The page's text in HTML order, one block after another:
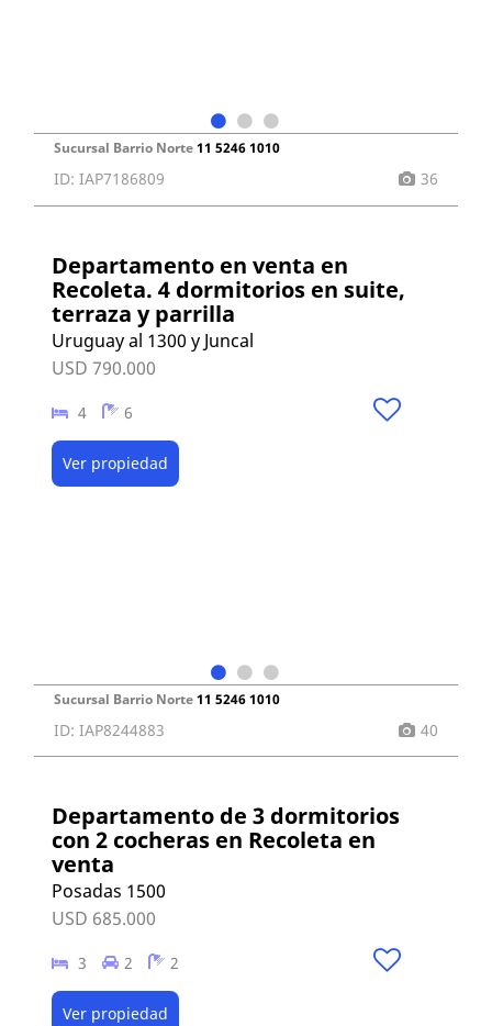
Sucursal Barrio Norte11 5246 1010
ID: IAP7186809 36
Departamento en venta en
Recoleta. 4 dormitorios en suite,
terraza y parrilla
Uruguay al 1300 y Juncal
USD 790.000
4 6
Ver propiedad
Sucursal Barrio Norte11 5246 1010
ID: IAP8244883 40
Departamento de 3 dormitorios
con 2 cocheras en Recoleta en
venta
Posadas 1500
USD 685.000
3 2 2
Ver propiedad